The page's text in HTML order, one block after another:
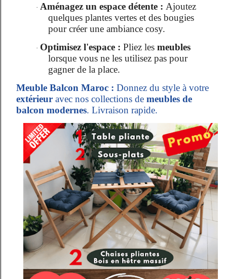
· Aménagez un espace détente : Ajoutez
quelques plantes vertes et des bougies
pour créer une ambiance cosy.
· Optimisez l'espace : Pliez les meubles
lorsque vous ne les utilisez pas pour
gagner de la place.
Meuble Balcon Maroc : Donnez du style à votre
extérieur avec nos collections de meubles de
balcon modernes. Livraison rapide.